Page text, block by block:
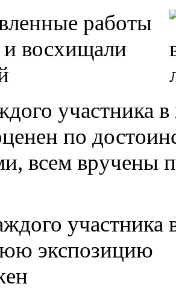
участника
по
всем вручены